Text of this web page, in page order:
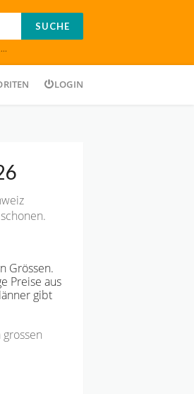
SUCHE
LOGIN
Grössen.
Preise aus
gibt